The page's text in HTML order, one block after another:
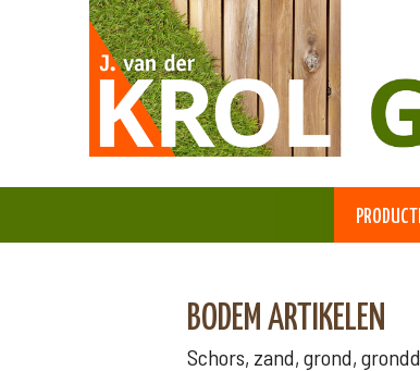
BODEM ARTIKELEN
Schors, zand, grond,